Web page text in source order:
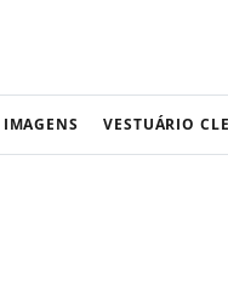
IMAGENS VESTUÁRIO